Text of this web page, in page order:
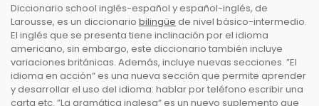
Diccionario school inglés-español y español-inglés, de
Larousse, es un diccionario bilingüe de nivel básico-intermedio.
El inglés que se presenta tiene inclinación por el idioma
americano, sin embargo, este diccionario también incluye
variaciones británicas. Además, incluye nuevas secciones. ”El
idioma en acción“ es una nueva sección que permite aprender
y desarrollar el uso del idioma: hablar por teléfono escribir una
carta etc. ”La gramática inglesa“ es un nuevo suplemento que